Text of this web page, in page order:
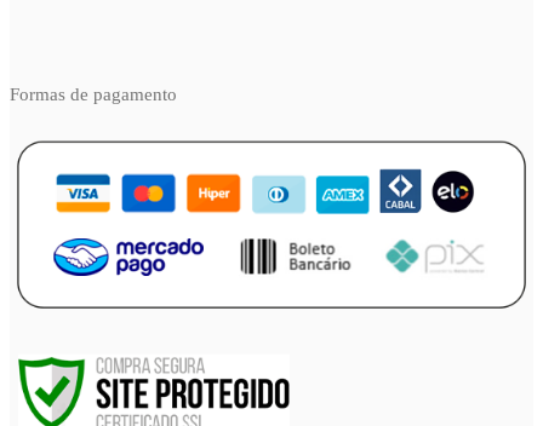
Formas de pagamento